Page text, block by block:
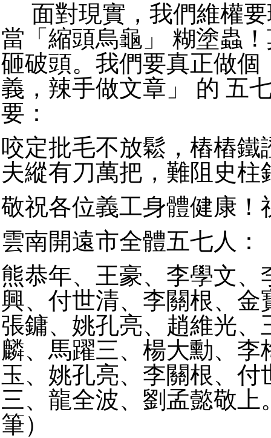
面對現實，我們維權要
當「縮頭烏龜」 糊塗蟲
砸破頭。我們要真正做個
義，辣手做文章」 的 五
要：
咬定批毛不放鬆，樁樁鐵
夫縱有刀萬把，難阻史柱
敬祝各位義工身體健康！
雲南開遠市全體五七人：
熊恭年、王豪、李學文、
興、付世清、李關根、金
張鏞、姚孔亮、趙維光、
麟、馬躍三、楊大勳、李
玉、姚孔亮、李關根、付
三、龍全波、劉孟懿敬上
筆）